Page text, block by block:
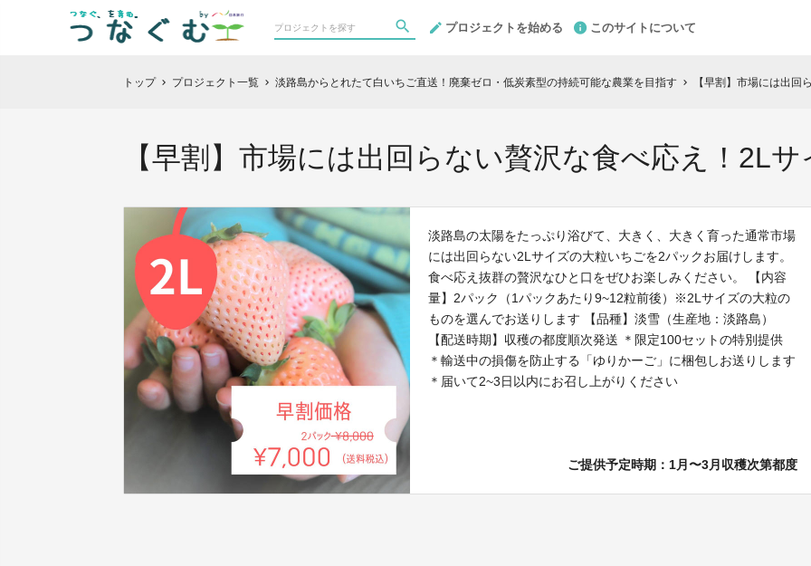
プロジェクトを始める このサイトについて
トップ chevron_right プロジェクト一覧 chevron_right 淡路島からとれたて白いちご直送！廃棄ゼロ・低炭素型の持続可能な農業を目指す chevron_right 【早割】市場には出回
【早割】市場には出回らない贅沢な食べ応え！2L
淡路島の太陽をたっぷり浴びて、大きく、大きく育った通常市場
には出回らない2Lサイズの大粒いちごを2パックお届けします。
食べ応え抜群の贅沢なひと口をぜひお楽しみください。 【内容
量】2パック（1パックあたり9~12粒前後）※2Lサイズの大粒の
ものを選んでお送りします 【品種】淡雪（生産地：淡路島）
【配送時期】収穫の都度順次発送 ＊限定100セットの特別提供
＊輸送中の損傷を防止する「ゆりかーご」に梱包しお送りします
＊届いて2~3日以内にお召し上がりください
ご提供予定時期：1月〜3月収穫次第都度